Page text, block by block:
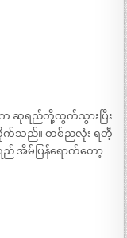
က ဆုရည်တို့ထွက်သွားပြီး
းလိုက်သည်။ တစ်ညလုံး ရတီ့
အိမ်ပြန်ရောက်တော့